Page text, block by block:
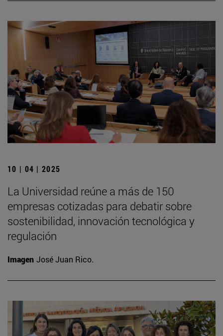
10 | 04 | 2025
La Universidad reúne a más de 150
empresas cotizadas para debatir sobre
sostenibilidad, innovación tecnológica y
regulación
Imagen José Juan Rico.